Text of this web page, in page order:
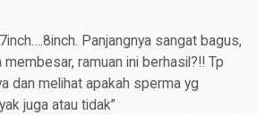
Panjangnya sangat bagus,
membesar, ramuan ini berhasil?!! Tp
dan melihat apakah sperma yg
juga atau tidak”